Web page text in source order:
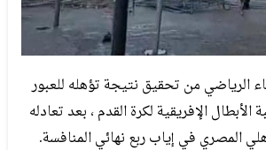
الرياضي من تحقيق نتيجة تؤهله للعبور
الإفريقية لكرة القدم ، بعد تعادله
المصري في إياب ربع نهائي المنافسة.